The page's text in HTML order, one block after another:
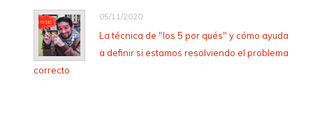
05/11/2020
La técnica de "los 5 por qués" y cómo ayuda
a definir si estamos resolviendo el problema
correcto